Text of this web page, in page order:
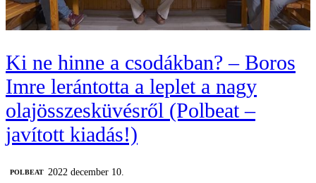
Ki ne hinne a csodákban? – Boros
Imre lerántotta a leplet a nagy
olajösszesküvésről (Polbeat –
javított kiadás!)
‎POLBEAT
2022 december 10.